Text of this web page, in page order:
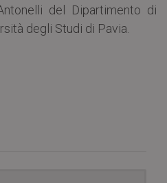
del Dipartimento di
degli Studi di Pavia.